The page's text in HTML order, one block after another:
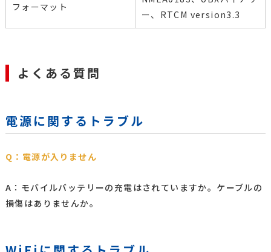
フォーマット
ー、RTCM version3.3
よくある質問
電源に関するトラブル
Q：電源が入りません
A：モバイルバッテリーの充電はされていますか。ケーブルの
損傷はありませんか。